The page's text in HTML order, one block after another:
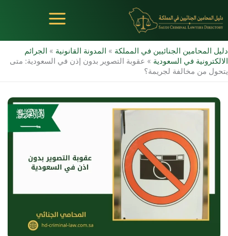
إلى
المحتوى
دليل المحامين الجنائيين في المملكة » المدونة القانونية » الجرائم
الالكترونية في السعودية » عقوبة التصوير بدون إذن في السعودية: متى
يتحول من مخالفة لجريمة؟